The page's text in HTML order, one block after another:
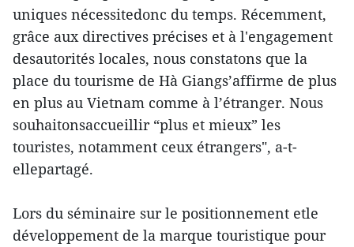
uniques nécessitedonc du temps. Récemment,
grâce aux directives précises et à l'engagement
desautorités locales, nous constatons que la
place du tourisme de Hà Giangs’affirme de plus
en plus au Vietnam comme à l’étranger. Nous
souhaitonsaccueillir “plus et mieux” les
touristes, notamment ceux étrangers", a-t-
ellepartagé.
Lors du séminaire sur le positionnement etle
développement de la marque touristique pour